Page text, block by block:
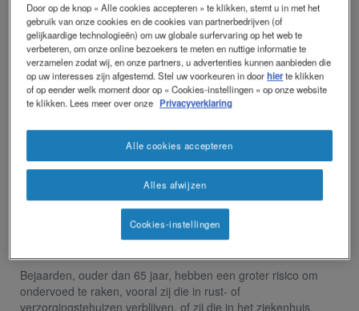
voedingsstoffen bevatten of wanneer de ingenomen
voedingsstoffen niet efficiënt gebruikt kunnen worden door het
lichaam.
Personen die lijden aan ondervoeding kunnen niet langer aan
hun voedingsbehoeften voldoen via de normale voeding.
Wie wordt getroffen door ondervoeding?
Personen die risico lopen op ondervoeding kampen veelal met
chronische ziekten, voornamelijk progressieve aandoeningen zoals
een geestelijke handicap
Bejaarden, ouder dan 65 jaar, hebben een groter risico om
ondervoed te raken, vooral zij die in rust- of
verzorgingstehuizen verblijven, of zij die in het ziekenhuis
Door op de knop « Alle cookies accepteren » te klikken, stemt u in met het
gebruik van onze cookies en de cookies van partnerbedrijven (of
gelijkaardige technologieën) om uw globale surfervaring op het web te
verbeteren, om onze online bezoekers te meten en nuttige informatie te
verzamelen zodat wij, en onze partners, u advertenties kunnen aanbieden die
op uw interesses zijn afgestemd. Stel uw voorkeuren in doorhierte klikken
of op eender welk moment door op « Cookies-instellingen » op onze website
te klikken. Lees meer over onze Privacyverklaring
Alles afwijzen
Alle cookies accepteren
Cookies-instellingen